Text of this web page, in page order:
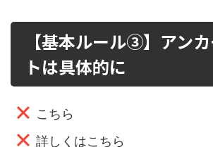
【基本ルール③】アン
トは具体的に
こちら
詳しくはこちら